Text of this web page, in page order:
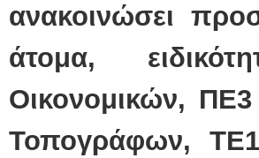
ανακοινώσει
άτομα,
Οικονομικών,
Τοπογράφων,